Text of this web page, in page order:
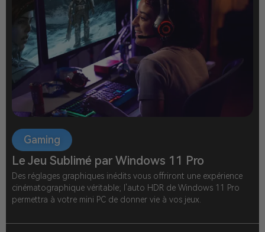
Gaming
Le Jeu Sublimé par Windows 11 Pro
Des réglages graphiques inédits vous offriront une expérience
cinématographique véritable; l'auto HDR de Windows 11 Pro
permettra à votre mini PC de donner vie à vos jeux.